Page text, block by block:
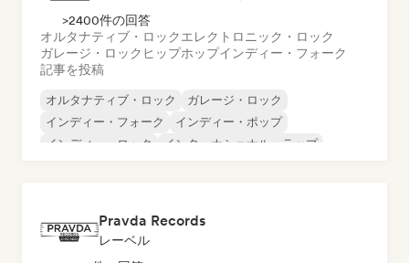
>2400件の回答
オルタナティブ・ロックエレクトロニック・ロック
ガレージ・ロック ヒップホップインディー・フォーク
記事を投稿
オルタナティブ・ロック
ガレージ・ロック
インディー・フォーク
インディー・ポップ
インディー・ロック
インターナショナル・ラップ
Pravda Records
レーベル